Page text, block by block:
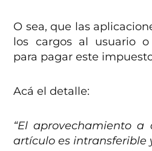
O sea, que las
los cargos al usuario
para pagar este
Acá el detalle:
“El aprovechamiento a
artículo es intransferible